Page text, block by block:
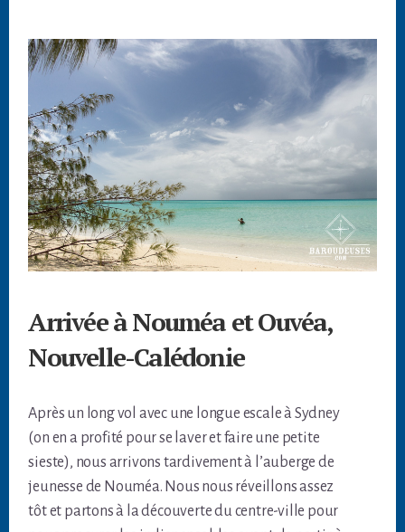
Arrivée à Nouméa et Ouvéa,
Nouvelle-Calédonie
Après un long vol avec une longue escale à Sydney
(on en a profité pour se laver et faire une petite
sieste), nous arrivons tardivement à l’auberge de
jeunesse de Nouméa. Nous nous réveillons assez
tôt et partons à la découverte du centre-ville pour